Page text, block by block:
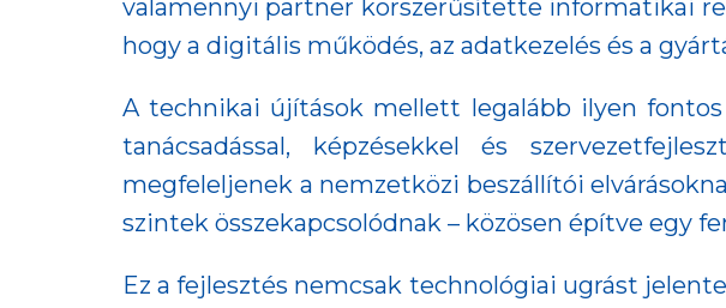
valamennyi partner korszerűsítette informatikai
hogy a digitális működés, az adatkezelés és a
A technikai újítások mellett legalább ilyen
tanácsadással, képzésekkel és
megfeleljenek a nemzetközi beszállítói
szintek összekapcsolódnak – közösen építve egy
Ez a fejlesztés nemcsak technológiai ugrást